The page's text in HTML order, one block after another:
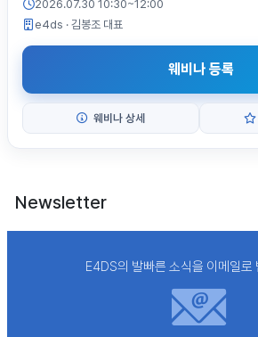
2026.07.30 10:30~12:00
e4ds · 김봉조 대표
웨비나 등록
웨비나 상세
Newsletter
E4DS의 발빠른 소식을 이메일로